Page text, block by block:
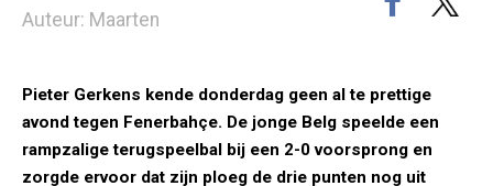
Auteur: Maarten
Pieter Gerkens kende donderdag geen al te prettige
avond tegen Fenerbahçe. De jonge Belg speelde een
rampzalige terugspeelbal bij een 2-0 voorsprong en
zorgde ervoor dat zijn ploeg de drie punten nog uit